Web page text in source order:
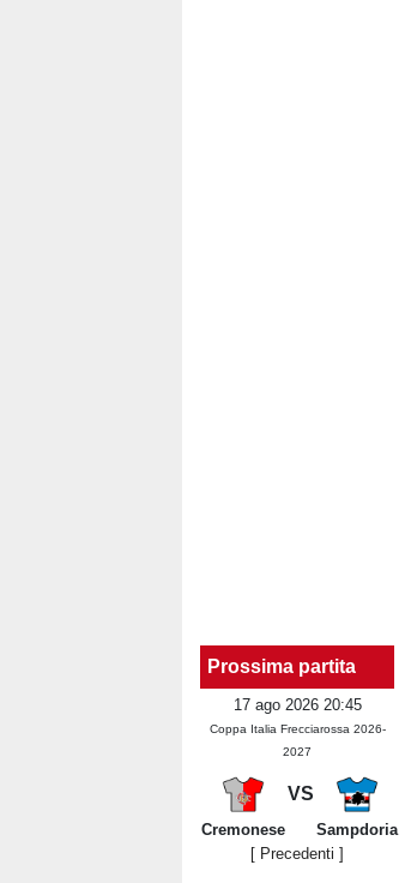
Prossima partita
17 ago 2026 20:45
Coppa Italia Frecciarossa 2026-
2027
VS
Cremonese
Sampdoria
[ Precedenti ]